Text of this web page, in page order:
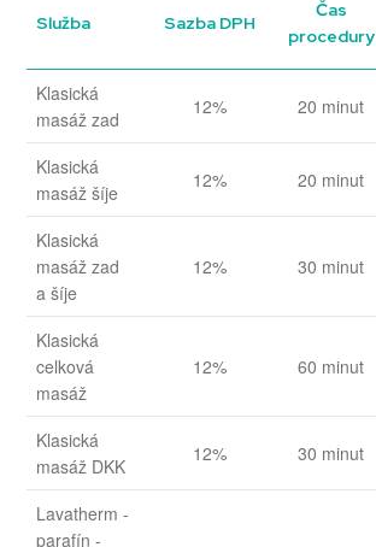
Služba Sazba DPH
Čas
procedury
Klasická
masáž zad
12% 20 minut
Klasická
masáž šíje
12% 20 minut
Klasická
masáž zad
a šíje
12% 30 minut
Klasická
celková
masáž
12% 60 minut
Klasická
masáž DKK
12% 30 minut
Lavatherm -
parafín -